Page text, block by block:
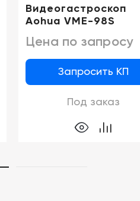
Видеогастроскоп
Aohua VME-98S
Цена по запросу
Запросить КП
Под заказ